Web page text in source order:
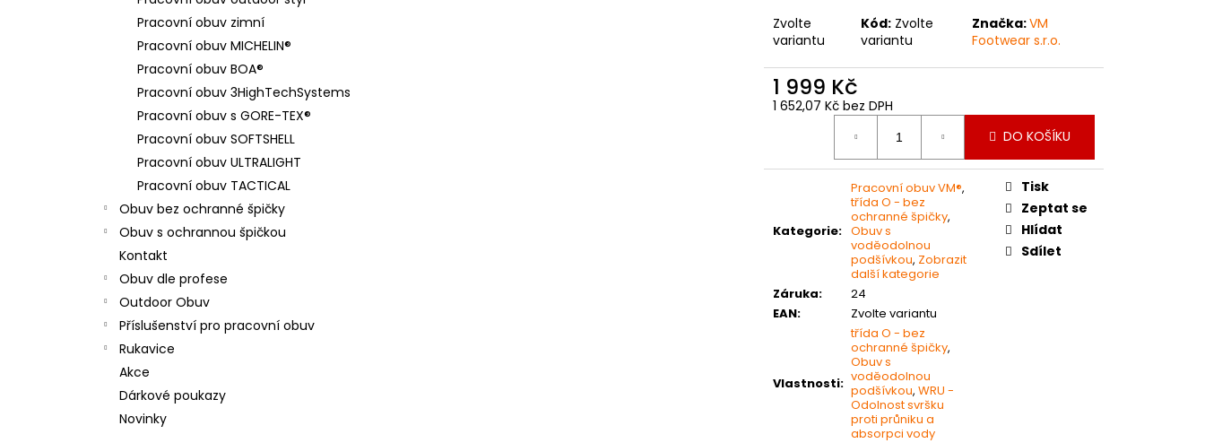
Pracovní obuv zimní
Pracovní obuv MICHELIN®
Pracovní obuv BOA®
Pracovní obuv 3HighTechSystems
Pracovní obuv s GORE-TEX®
Pracovní obuv SOFTSHELL
Pracovní obuv ULTRALIGHT
Pracovní obuv TACTICAL
Obuv bez ochranné špičky
Obuv s ochrannou špičkou
Kontakt
Obuv dle profese
Outdoor Obuv
Příslušenství pro pracovní obuv
Rukavice
Akce
Dárkové poukazy
Novinky
Zvolte
variantu
Kód: Zvolte
variantu
Značka:VM
Footwear s.r.o.
1 999 Kč
1 652,07 Kč bez DPH
DO KOŠÍKU
Kategorie:
Pracovní obuv VM®,
třída O - bez
ochranné špičky,
Obuv s
voděodolnou
podšívkou, Zobrazit
další kategorie
Záruka:
24
EAN: Zvolte variantu
Vlastnosti:
třída O - bez
ochranné špičky,
Obuv s
voděodolnou
podšívkou, WRU -
Odolnost svršku
proti průniku a
absorpci vody
Tisk
Zeptat se
Hlídat
Sdílet
BAMBUSOVÉ PONOŽKY - KRÁTKÉ
169 Kč
3045-OCHRANNÉ PRACOVNÍ RUKAVICE